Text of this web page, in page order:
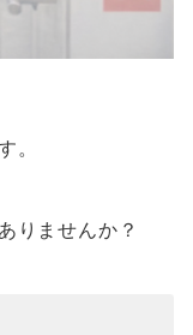
。
りませんか？